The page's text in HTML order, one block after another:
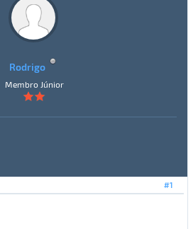
Rodrigo
Membro Júnior
#1